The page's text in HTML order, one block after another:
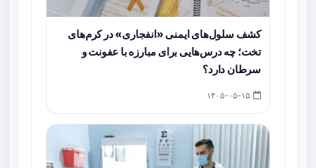
کشف سلول‌های ایمنی «انفجاری» در کرم‌های
تخت؛ چه درس‌هایی برای مبارزه با عفونت و
سرطان دارد؟